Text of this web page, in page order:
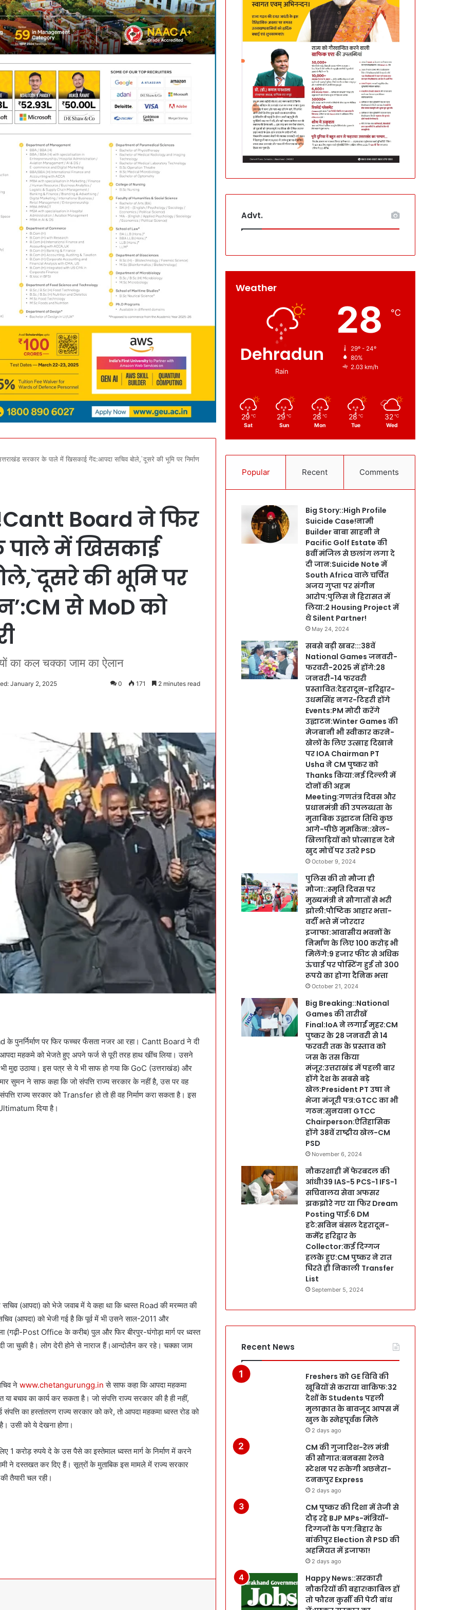
सरकार के पाले में खिसकाई गेंद:आपदा सचिव बोले,`दूसरे की भूमि पर निर्माण
Board ने फिर
पाले में खिसकाई
की भूमि पर
से MoD को
का कल चक्का जाम का ऐलान
January 2, 2025 0 171 2 minutes read
के पुनर्निर्माण पर फिर फच्चर फँसता नजर आ रहा। Cantt Board ने दी
महकमे को भेजते हुए अपने फर्ज से पूरी तरह हाथ खींच लिया। उसने
मुद्दा उठाया। इस पत्र से ये भी साफ हो गया कि GoC (उत्तराखंड) और
सुमन ने साफ कहा कि जो संपत्ति राज्य सरकार के नहीं है, उस पर वह
राज्य सरकार को Transfer हो तो ही वह निर्माण करा सकता है। इस
दिया है।
(आपदा) को भेजे जवाब में ये कहा था कि ध्वस्त Road की मरम्मत की
(आपदा) को भेजी गई है कि पूर्व में भी उसने साल-2011 और
(गढ़ी-Post Office के करीब) पुल और फिर बीरपुर-घंगोड़ा मार्ग पर ध्वस्त
जा चुकी है। लोग देरी होने से नाराज हैं।आन्दोलैन कर रहे। चक्का जाम
ने www.chetangurungg.in से साफ कहा कि आपदा महकमा
बचाव का कार्य कर सकता है। जो संपत्ति राज्य सरकार की है ही नहीं,
का हस्तांतरण राज्य सरकार को करे, तो आपदा महकमा ध्वस्त रोड को
उसी को ये देखना होगा।
करोड़ रुपये दे के उस पैसे का इस्तेमाल ध्वस्त मार्ग के निर्माण में करने
ने दस्तखत कर दिए हैं। सूत्रों के मुताबिक इस मामले में राज्य सरकार
तैयारी चल रही।
Advt.
Weather
Dehradun
Rain
28 ℃
29º - 24º
80%
2.03 km/h
29 ℃
Sat
29 ℃
Sun
28 ℃
Mon
28 ℃
Tue
32 ℃
Wed
Popular Recent Comments
Big Story::High Profile
Suicide Case!नामी
Builder बाबा साहनी ने
Pacific Golf Estate की
8वीं मंजिल से छलांग लगा दे
दी जान:Suicide Note में
South Africa वाले चर्चित
अजय गुप्ता पर संगीन
आरोप:पुलिस ने हिरासत में
लिया:2 Housing Project में
थे Silent Partner!
May 24, 2024
सबसे बड़ी खबर:::38वें
National Games जनवरी-
फरवरी-2025 में होंगे:28
जनवरी-14 फरवरी
प्रस्तावित:देहरादून-हरिद्वार-
उधमसिंह नगर-टिहरी होंगे
Events:PM मोदी करेंगे
उद्घाटन:Winter Games की
मेजबानी भी स्वीकार करने-
खेलों के लिए उत्साह दिखाने
पर IOA Chairman PT
Usha ने CM पुष्कर को
Thanks किया:नई दिल्ली में
दोनों की अहम
Meeting:गणतंत्र दिवस और
प्रधानमंत्री की उपलब्धता के
मुताबिक उद्घाटन तिथि कुछ
आगे-पीछे मुमकिन::खेल-
खिलाड़ियों को प्रोत्साहन देने
खुद मोर्चे पर उतरे PSD
October 9, 2024
पुलिस की तो मौजा ही
मौजा::स्मृति दिवस पर
मुख्यमंत्री ने सौगातों से भरी
झोली:पौष्टिक आहार भत्ता-
वर्दी भत्ते में जोरदार
इजाफा:आवासीय भवनों के
निर्माण के लिए 100 करोड़ भी
मिलेंगे:9 हजार फीट से अधिक
ऊंचाई पर पोस्टिंग हुई तो 300
रूपये का होगा दैनिक भत्ता
October 21, 2024
Big Breaking::National
Games की तारीखें
Final:IoA ने लगाईं मुहर:CM
पुष्कर के 28 जनवरी से 14
फरवरी तक के प्रस्ताव को
जस के तस किया
मंजूर:उत्तराखंड में पहली बार
होंगे देश के सबसे बड़े
खेल:President PT उषा ने
भेजा मंजूरी पत्र:GTCC का भी
गठन:सुनयना GTCC
Chairperson:ऐतिहासिक
होंगे 38वें राष्ट्रीय खेल-CM
PSD
November 6, 2024
नौकरशाही में फेरबदल की
आंधी!39 IAS-5 PCS-1 IFS-1
सचिवालय सेवा अफसर
झकझोरे गए या फिर Dream
Posting पाई:6 DM
हटे:सविन बंसल देहरादून-
कर्मेंद्र हरिद्वार के
Collector:कई दिग्गज
हलके हुए:CM पुष्कर ने रात
घिरते ही निकाली Transfer
List
September 5, 2024
Recent News
Freshers को GE विवि की
खूबियों से कराया वाकिफ:32
देशों के Students पहली
मुलाक़ात के बावजूद आपस में
खुल के स्नेहपूर्वक मिले
2 days ago
CM की गुजारिश-रेल मंत्री
की सौगात:बनबसा रेलवे
स्टेशन पर रुकेगी अछनेरा-
टनकपुर Express
2 days ago
CM पुष्कर की दिशा में तेजी से
दौड़ रहे BJP MPs-मंत्रियों-
दिग्गजों के पग:बिहार के
बांकीपुर Election से PSD की
अहमियत में इजाफा!
2 days ago
Happy News::सरकारी
नौकरियों की बहार!काबिल हों
तो फौरन कुर्सी की पेटी बांध